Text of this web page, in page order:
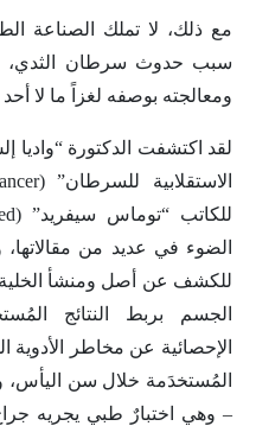
مع ذلك، لا تملك الصناعة
سبب حدوث سرطان الثدي،
ومعالجته بوصفه لغزاً ما لا
الضوء في عديد من
للكشف عن أصل ومنشأ الخلية
الجسم بربط النتائج
الإحصائية عن مخاطر الأدوية
المُستخدَمة خلال سن اليأس،
– وهي اختبارٌ طبي يجريه